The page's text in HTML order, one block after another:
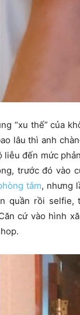
“xu thế” của
lâu thì anh
liễu đến mức
trước đó vào
tắm, nhưng
quần rồi selfie,
cứ vào hình